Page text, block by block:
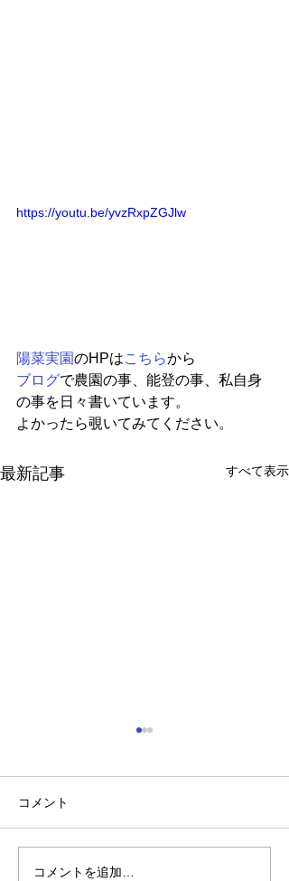
https://youtu.be/yvzRxpZGJlw
陽菜実園のHPはこちらから
ブログで農園の事、能登の事、私自身
の事を日々書いています。
よかったら覗いてみてください。
最新記事 すべて表示
陽菜実園の2024年
コメント
コメントを追加…